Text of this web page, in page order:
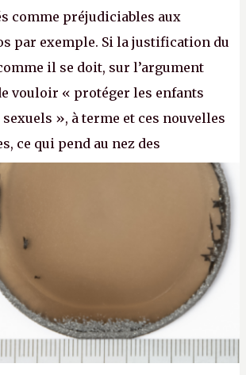
comme préjudiciables aux
par exemple. Si la justification du
il se doit, sur l’argument
vouloir « protéger les enfants
», à terme et ces nouvelles
ce qui pend au nez des
n'en point douter la mise en place
obligatoire pour se connecter au
AH432N1
- Crédit photo : Pexels -